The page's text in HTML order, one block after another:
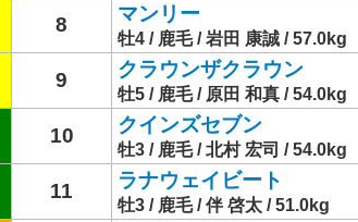
8 マンリー
牡4 / 鹿毛 / 岩田 康誠 / 57.0kg
9 クラウンザクラウン
牡5 / 鹿毛 / 原田 和真 / 54.0kg
10 クインズセブン
牡3 / 鹿毛 / 北村 宏司 / 54.0kg
11 ラナウェイビート
牡3 / 鹿毛 / 伴 啓太 / 51.0kg